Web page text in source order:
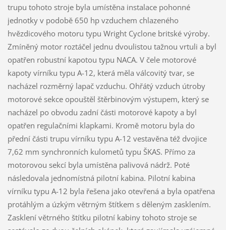
trupu tohoto stroje byla umístěna instalace pohonné
jednotky v podobě 650 hp vzduchem chlazeného
hvězdicového motoru typu Wright Cyclone britské výroby.
Zmíněný motor roztáčel jednu dvoulistou tažnou vrtuli a byl
opatřen robustní kapotou typu NACA. V čele motorové
kapoty vírníku typu A-12, která měla válcovitý tvar, se
nacházel rozměrný lapač vzduchu. Ohřátý vzduch útroby
motorové sekce opouštěl štěrbinovým výstupem, který se
nacházel po obvodu zadní části motorové kapoty a byl
opatřen regulačními klapkami. Kromě motoru byla do
přední části trupu vírníku typu A-12 vestavěna též dvojice
7,62 mm synchronních kulometů typu ŠKAS. Přímo za
motorovou sekcí byla umístěna palivová nádrž. Poté
následovala jednomístná pilotní kabina. Pilotní kabina
vírníku typu A-12 byla řešena jako otevřená a byla opatřena
protáhlým a úzkým větrným štítkem s děleným zasklením.
Zasklení větrného štítku pilotní kabiny tohoto stroje se